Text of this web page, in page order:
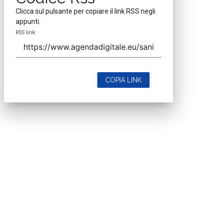
Clicca sul pulsante per copiare il link RSS negli
appunti.
RSS link
COPIA LINK